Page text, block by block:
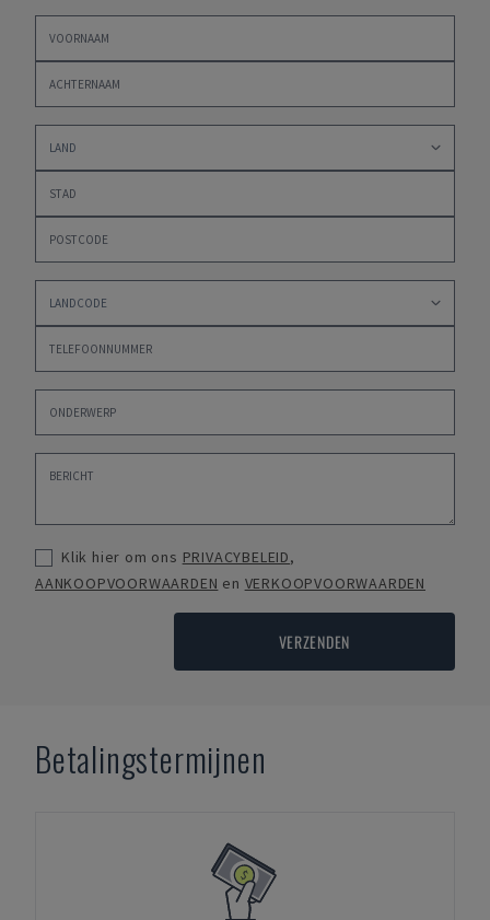
Klik hier om ons PRIVACYBELEID,
AANKOOPVOORWAARDEN en VERKOOPVOORWAARDEN
VERZENDEN
Betalingstermijnen